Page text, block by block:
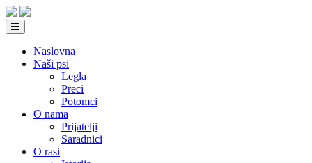
Naslovna
Naši psi
Legla
Preci
Potomci
O nama
Prijatelji
Saradnici
O rasi